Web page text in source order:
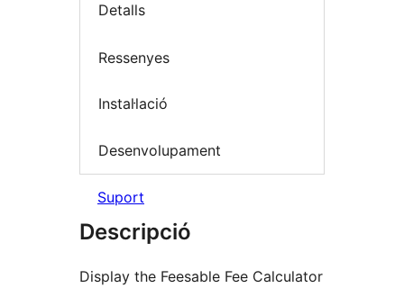
Detalls
Ressenyes
Instal·lació
Desenvolupament
Suport
Descripció
Display the Feesable Fee Calculator